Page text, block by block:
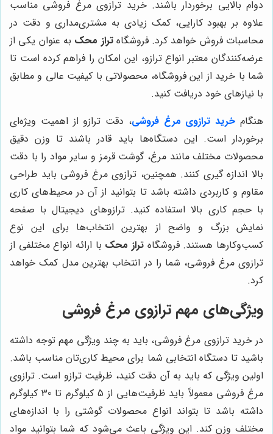
دوام بالایی برخوردار باشند. خرید ترازوی مرغ فروشی مناسب
علاوه بر بهبود کارایی، کمک زیادی به مشتری‌مداری و دقت در
محاسبات فروش خواهد کرد. فروشگاهتراز محک به عنوان یکی از
عرضه‌کنندگان معتبر انواع ترازو، این امکان را فراهم کرده است تا
شما با خرید از این فروشگاه، محصولاتی با کیفیت عالی و مطابق
با نیازهای خود دریافت کنید.
هنگام خرید ترازوی مرغ فروشی، دقت ترازو از اهمیت ویژه‌ای
برخوردار است. این دستگاه‌ها باید قادر باشند تا وزن دقیق
محصولات مختلف مانند مرغ، گوشت قرمز و سایر مواد را با دقت
بالا اندازه گیری کنند. همچنین، ترازوی مرغ فروشی باید طراحی
مقاوم و کاربردی داشته باشد تا بتوانید از آن در محیط‌های کاری
با حجم کاری بالا استفاده کنید. ترازوهای دیجیتال با صفحه
نمایش بزرگ و واضح از بهترین انتخاب‌ها برای این نوع
کسب‌وکارها هستند. فروشگاه تراز محک با ارائه انواع مختلفی از
ترازوی مرغ فروشی، شما را در انتخاب بهترین مدل کمک خواهد
کرد.
ویژگی‌های مهم ترازوی مرغ فروشی
در خرید ترازوی مرغ فروشی، باید به چند ویژگی مهم توجه داشته
باشید تا دستگاه انتخابی شما برای محیط کاری‌تان مناسب باشد.
اولین ویژگی که باید به آن دقت کنید، ظرفیت ترازو است. ترازوی
مرغ فروشی معمولاً باید ظرفیت‌هایی از 5 کیلوگرم تا 30 کیلوگرم
داشته باشد تا بتواند انواع محصولات گوشتی را با اندازه‌های
مختلف وزن کند. این ویژگی باعث می‌شود که شما بتوانید مواد